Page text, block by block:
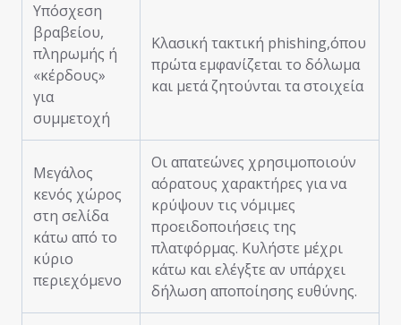
Υπόσχεση
βραβείου,
πληρωμής ή
«κέρδους»
για
συμμετοχή
Κλασική τακτική phishing,όπου
πρώτα εμφανίζεται το δόλωμα
και μετά ζητούνται τα στοιχεία
Μεγάλος
κενός χώρος
στη σελίδα
κάτω από το
κύριο
περιεχόμενο
Οι απατεώνες χρησιμοποιούν
αόρατους χαρακτήρες για να
κρύψουν τις νόμιμες
προειδοποιήσεις της
πλατφόρμας. Κυλήστε μέχρι
κάτω και ελέγξτε αν υπάρχει
δήλωση αποποίησης ευθύνης.